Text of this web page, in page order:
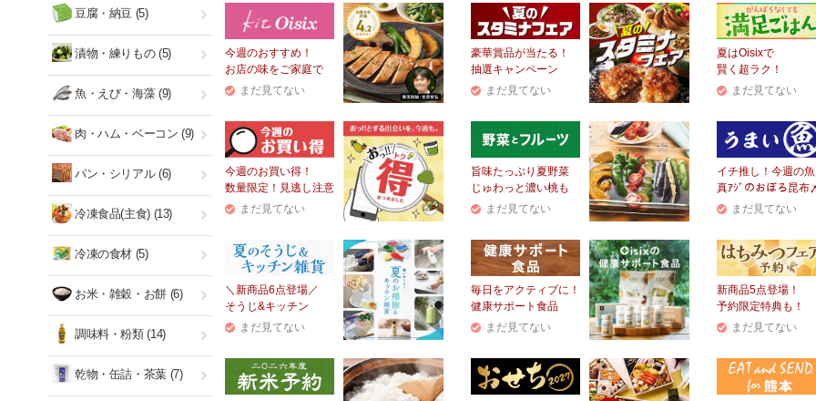
今週のおすすめ！
お店の味をご家庭で
まだ見てない
豪華賞品が当たる！
抽選キャンペーン
まだ見てない
夏はOisixで
賢く超ラク！
まだ見てない
今週のお買い得！
数量限定！見逃し注意
まだ見てない
旨味たっぷり夏野菜
じゅわっと濃い桃も
まだ見てない
イチ推し！今週の魚
真ｱｼﾞのおぼろ昆布
まだ見てない
＼新商品6点登場／
そうじ&キッチン
まだ見てない
毎日をアクティブに！
健康サポート食品
まだ見てない
新商品5点登場！
予約限定特典も！
まだ見てない
豆腐・納豆 (5)
漬物・練りもの(5)
魚・えび・海藻(9)
肉・ハム・ベーコン (9)
パン・シリアル(6)
冷凍食品(主食)(13)
冷凍の食材 (5)
お米・雑穀・お餅(6)
調味料・粉類(14)
乾物・缶詰・茶葉(7)